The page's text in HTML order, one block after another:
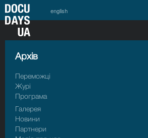
english
Архiв
Переможці
Журі
Програма
Галерея
Новини
Партнери